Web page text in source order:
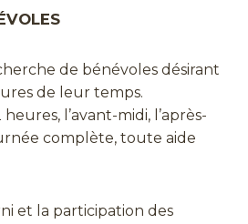
de bénévoles désirant
de leur temps.
l’avant-midi, l’après-
complète, toute aide
et la participation des